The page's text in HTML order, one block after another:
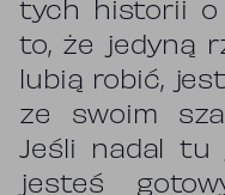
tych historii o
to, że jedyną
lubią robić,
ze swoim
Jeśli nadal tu
jesteś